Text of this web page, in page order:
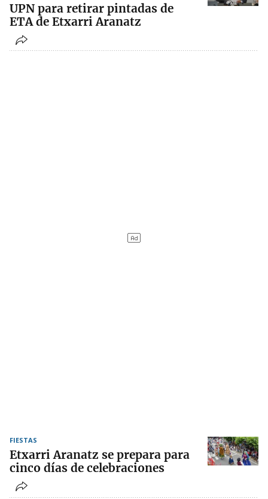
UPN para retirar pintadas de
ETA de Etxarri Aranatz
FIESTAS
Etxarri Aranatz se prepara para
cinco días de celebraciones